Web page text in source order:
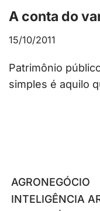
A conta do
15/10/2011
Patrimônio
simples é aquilo
AGRONEGÓCIO
INTELIGÊNCIA